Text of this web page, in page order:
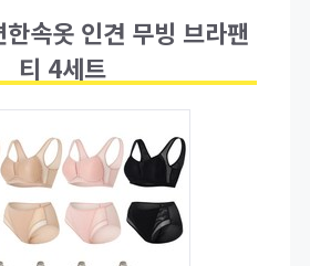
속옷 인견 무빙 브라팬
티 4세트